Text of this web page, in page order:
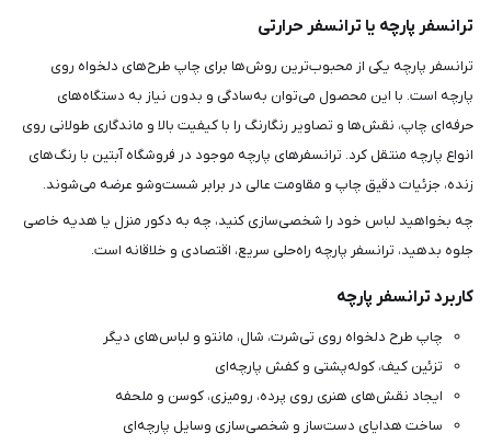
ترانسفر پارچه یا ترانسفر حرارتی
ترانسفر پارچه یکی از محبوب‌ترین روش‌ها برای چاپ طرح‌های دلخواه روی
پارچه است. با این محصول می‌توان به‌سادگی و بدون نیاز به دستگاه‌های
حرفه‌ای چاپ، نقش‌ها و تصاویر رنگارنگ را با کیفیت بالا و ماندگاری طولانی روی
انواع پارچه منتقل کرد. ترانسفرهای پارچه موجود در فروشگاه آبتین با رنگ‌های
زنده، جزئیات دقیق چاپ و مقاومت عالی در برابر شست‌وشو عرضه می‌شوند.
چه بخواهید لباس خود را شخصی‌سازی کنید، چه به دکور منزل یا هدیه خاصی
جلوه بدهید، ترانسفر پارچه راه‌حلی سریع، اقتصادی و خلاقانه است.
کاربرد ترانسفر پارچه
چاپ طرح دلخواه روی تی‌شرت، شال، مانتو و لباس‌های دیگر
تزئین کیف، کوله‌پشتی و کفش پارچه‌ای
ایجاد نقش‌های هنری روی پرده، رومیزی، کوسن و ملحفه
ساخت هدایای دست‌ساز و شخصی‌سازی وسایل پارچه‌ای